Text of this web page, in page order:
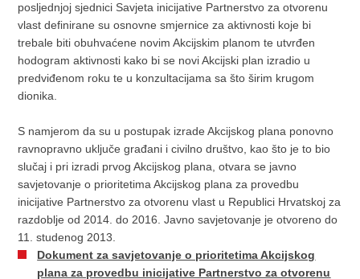
posljednjoj sjednici Savjeta inicijative Partnerstvo za otvorenu
vlast definirane su osnovne smjernice za aktivnosti koje bi
trebale biti obuhvaćene novim Akcijskim planom te utvrđen
hodogram aktivnosti kako bi se novi Akcijski plan izradio u
predviđenom roku te u konzultacijama sa što širim krugom
dionika.
S namjerom da su u postupak izrade Akcijskog plana ponovno
ravnopravno uključe građani i civilno društvo, kao što je to bio
slučaj i pri izradi prvog Akcijskog plana, otvara se javno
savjetovanje o prioritetima Akcijskog plana za provedbu
inicijative Partnerstvo za otvorenu vlast u Republici Hrvatskoj za
razdoblje od 2014. do 2016. Javno savjetovanje je otvoreno do
11. studenog 2013.
Dokument za savjetovanje o prioritetima Akcijskog
plana za provedbu inicijative Partnerstvo za otvorenu